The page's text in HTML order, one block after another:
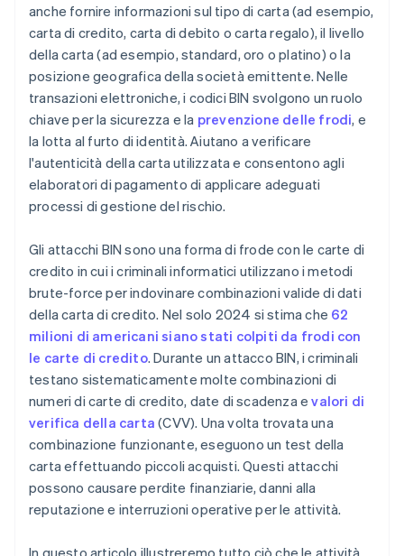
anche fornire informazioni sul tipo di carta (ad esempio,
carta di credito, carta di debito o carta regalo), il livello
della carta (ad esempio, standard, oro o platino) o la
posizione geografica della società emittente. Nelle
transazioni elettroniche, i codici BIN svolgono un ruolo
chiave per la sicurezza e la prevenzione delle frodi, e
la lotta al furto di identità. Aiutano a verificare
l'autenticità della carta utilizzata e consentono agli
elaboratori di pagamento di applicare adeguati
processi di gestione del rischio.
Gli attacchi BIN sono una forma di frode con le carte di
credito in cui i criminali informatici utilizzano i metodi
brute-force per indovinare combinazioni valide di dati
della carta di credito. Nel solo 2024 si stima che 62
milioni di americani siano stati colpiti da frodi con
le carte di credito. Durante un attacco BIN, i criminali
testano sistematicamente molte combinazioni di
numeri di carte di credito, date di scadenza evalori di
verifica della carta (CVV). Una volta trovata una
combinazione funzionante, eseguono un test della
carta effettuando piccoli acquisti. Questi attacchi
possono causare perdite finanziarie, danni alla
reputazione e interruzioni operative per le attività.